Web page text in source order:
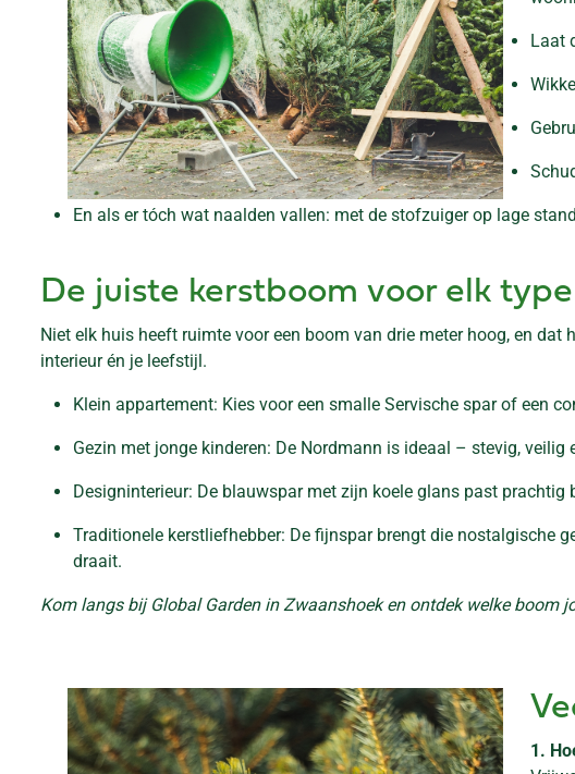
Laat
En als er tóch wat naalden vallen: met de stofzuiger op lage
De juiste kerstboom voor elk
Niet elk huis heeft ruimte voor een boom van drie meter hoog, en
interieur én je leefstijl.
Klein appartement: Kies voor een smalle Servische spar of een
Gezin met jonge kinderen: De Nordmann is ideaal – stevig, veilig
Designinterieur: De blauwspar met zijn koele glans past
Traditionele kerstliefhebber: De fijnspar brengt die nostalgische
draait.
Kom langs bij Global Garden in Zwaanshoek en ontdek welke boom
1.